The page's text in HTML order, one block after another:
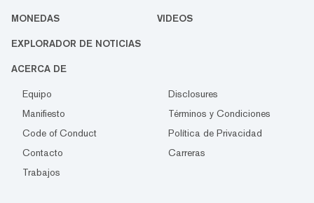
MONEDAS VIDEOS
EXPLORADOR DE NOTICIAS
ACERCA DE
Equipo
Disclosures
Manifiesto
Términos y Condiciones
Code of Conduct
Política de Privacidad
Contacto
Carreras
Trabajos